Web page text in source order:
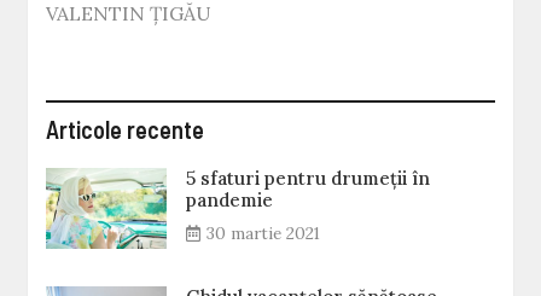
VALENTIN ȚIGĂU
Articole recente
5 sfaturi pentru drumeții în
pandemie
30 martie 2021